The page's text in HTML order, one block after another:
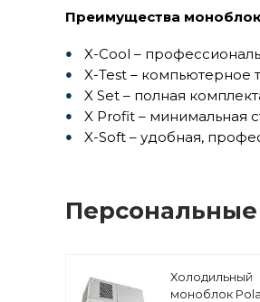
Преимущества
X-Cool –
X-Test – компьютерное
X Set – полная
X Profit – минимальная
X-Soft – удобная,
Холодильный
моноблок